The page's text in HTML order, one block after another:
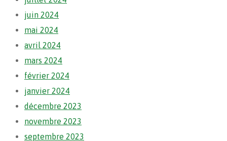
juin 2024
mai 2024
avril 2024
mars 2024
février 2024
janvier 2024
décembre 2023
novembre 2023
septembre 2023